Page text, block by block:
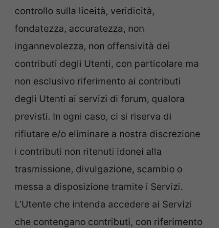
controllo sulla liceità, veridicità,
fondatezza, accuratezza, non
ingannevolezza, non offensività dei
contributi degli Utenti, con particolare ma
non esclusivo riferimento ai contributi
degli Utenti ai servizi di forum, qualora
previsti. In ogni caso, ci si riserva di
rifiutare e/o eliminare a nostra discrezione
i contributi non ritenuti idonei alla
trasmissione, divulgazione, scambio o
messa a disposizione tramite i Servizi.
L’Utente che intenda accedere ai Servizi
che contengano contributi, con riferimento